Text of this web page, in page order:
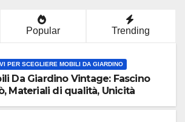
Popular Trending
PER SCEGLIERE MOBILI DA GIARDINO
Da Giardino Vintage: Fascino
Materiali di qualità, Unicità